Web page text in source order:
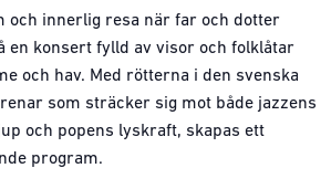
och innerlig resa när far och dotter
en konsert fylld av visor och folklåtar
och hav. Med rötterna i den svenska
som sträcker sig mot både jazzens
och popens lyskraft, skapas ett
program.